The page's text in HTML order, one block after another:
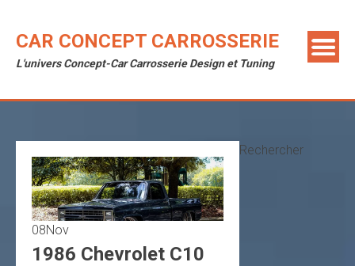
content
CAR CONCEPT CARROSSERIE
L'univers Concept-Car Carrosserie Design et Tuning
08Nov
1986 Chevrolet C10
Rechercher